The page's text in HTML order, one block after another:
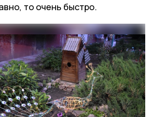
то очень быстро.